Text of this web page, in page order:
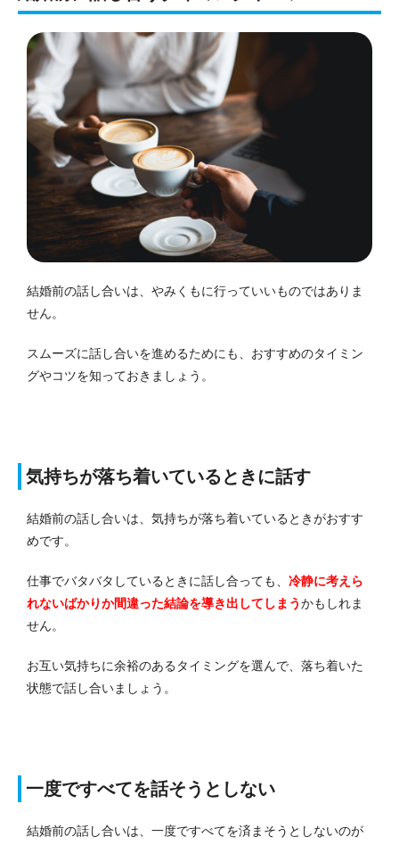
結婚前の話し合いは、やみくもに行っていいものではありま
せん。
スムーズに話し合いを進めるためにも、おすすめのタイミン
グやコツを知っておきましょう。
気持ちが落ち着いているときに話す
結婚前の話し合いは、気持ちが落ち着いているときがおすす
めです。
仕事でバタバタしているときに話し合っても、 冷静に考えら
れないばかりか間違った結論を導き出してしまうかもしれま
せん。
お互い気持ちに余裕のあるタイミングを選んで、落ち着いた
状態で話し合いましょう。
一度ですべてを話そうとしない
結婚前の話し合いは、一度ですべてを済まそうとしないのが